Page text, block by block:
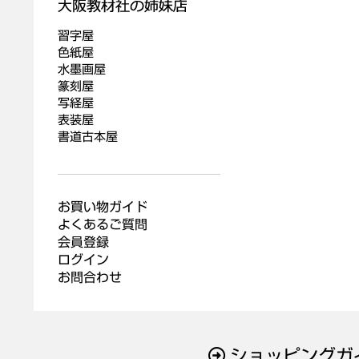
習字屋
色紙屋
水墨画屋
篆刻屋
写経屋
表装屋
書道古本屋
お買い物ガイド
よくあるご質問
会員登録
ログイン
お問合わせ